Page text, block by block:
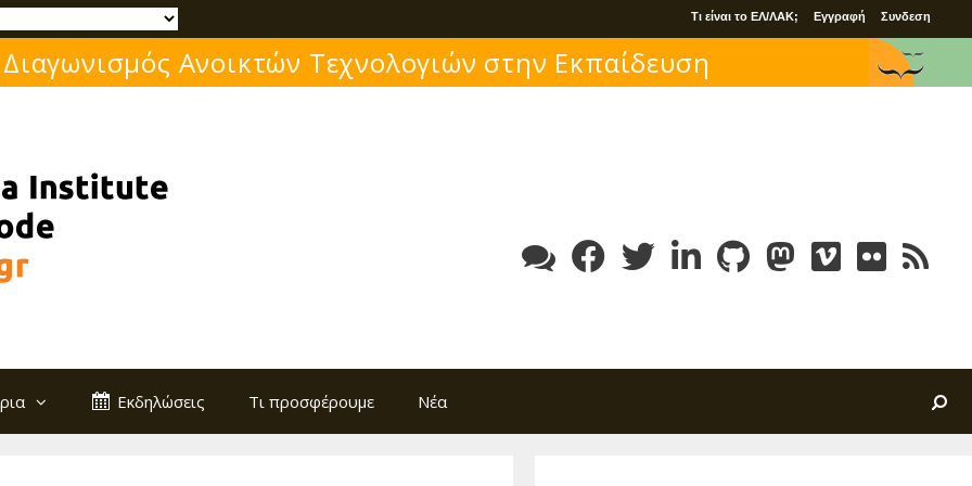
Τι είναι το ΕΛ/ΛΑΚ; Εγγραφή Συνδεση
Μάθε για το ελεύθερο λογισμικό!
Εκδηλώσεις Τι προσφέρουμε Νέα Search